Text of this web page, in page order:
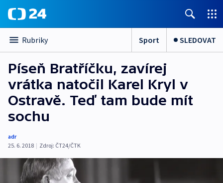
Rubriky Sport SLEDOVAT
Píseň Bratříčku, zavírej
vrátka natočil Karel Kryl v
Ostravě. Teď tam bude mít
sochu
adr
25. 6. 2018 | Zdroj: ČT24/ČTK